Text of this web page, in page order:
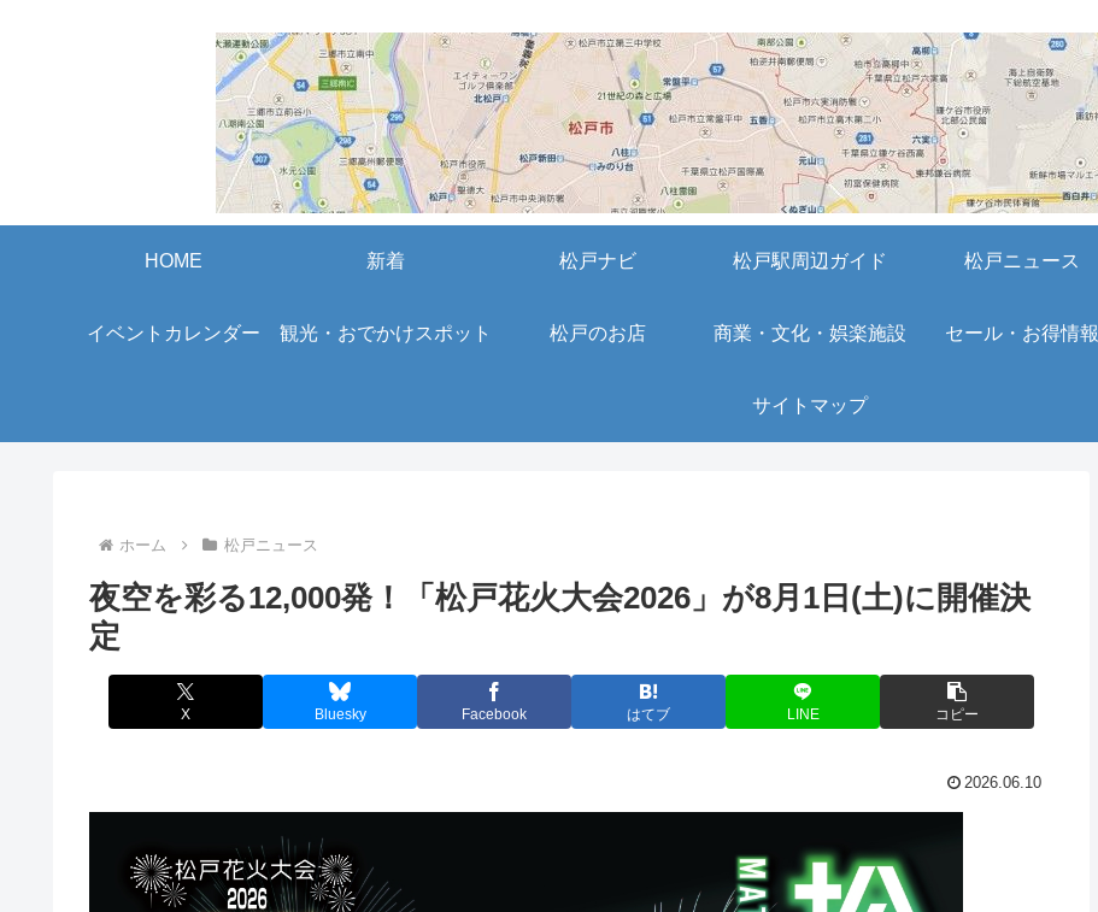
HOME 新着 松戸ナビ 松戸駅周辺ガイド 松戸ニュース
イベントカレンダー 観光・おでかけスポット 松戸のお店 商業・文化・娯楽施設 セール・お得情報
サイトマップ
ホーム 松戸ニュース
夜空を彩る12,000発！「松戸花火大会2026」が8月1日(土)に開催決
定
X Bluesky Facebook はてブ LINE コピー
2026.06.10